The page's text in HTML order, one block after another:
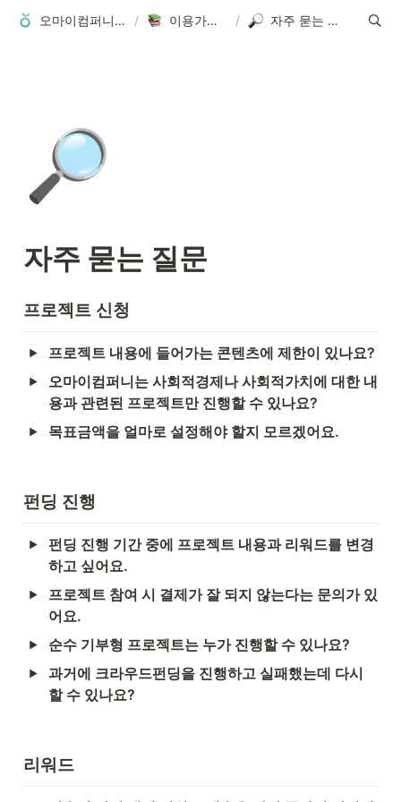
오마이컴퍼니 홈 / 이용가이드 / 자주 묻는 질문
🔎
자주 묻는 질문
프로젝트 신청
프로젝트 내용에 들어가는 콘텐츠에 제한이 있나요?
오마이컴퍼니는 사회적경제나 사회적가치에 대한 내
용과 관련된 프로젝트만 진행할 수 있나요?
목표금액을 얼마로 설정해야 할지 모르겠어요.
펀딩 진행
펀딩 진행 기간 중에 프로젝트 내용과 리워드를 변경
하고 싶어요.
프로젝트 참여 시 결제가 잘 되지 않는다는 문의가 있
어요.
순수 기부형 프로젝트는 누가 진행할 수 있나요?
과거에 크라우드펀딩을 진행하고 실패했는데 다시
할 수 있나요?
리워드